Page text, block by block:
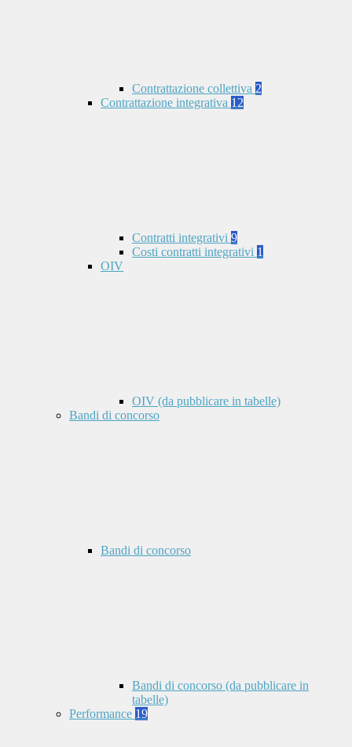
Contrattazione collettiva 2
Contrattazione integrativa 12
Contratti integrativi 9
Costi contratti integrativi 1
OIV
OIV (da pubblicare in tabelle)
Bandi di concorso
Bandi di concorso
Bandi di concorso (da pubblicare in
tabelle)
Performance 19